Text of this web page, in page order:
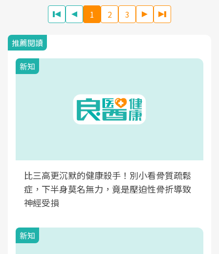
1 2 3
推薦閱讀
新知
比三高更沉默的健康殺手！別小看骨質疏鬆
症，下半身莫名無力，竟是壓迫性骨折導致
神經受損
新知